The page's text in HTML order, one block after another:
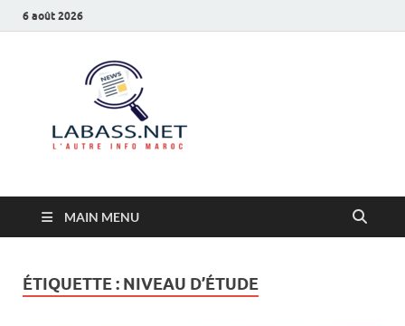
6 août 2026
MAIN MENU
ÉTIQUETTE : NIVEAU D’ÉTUDE